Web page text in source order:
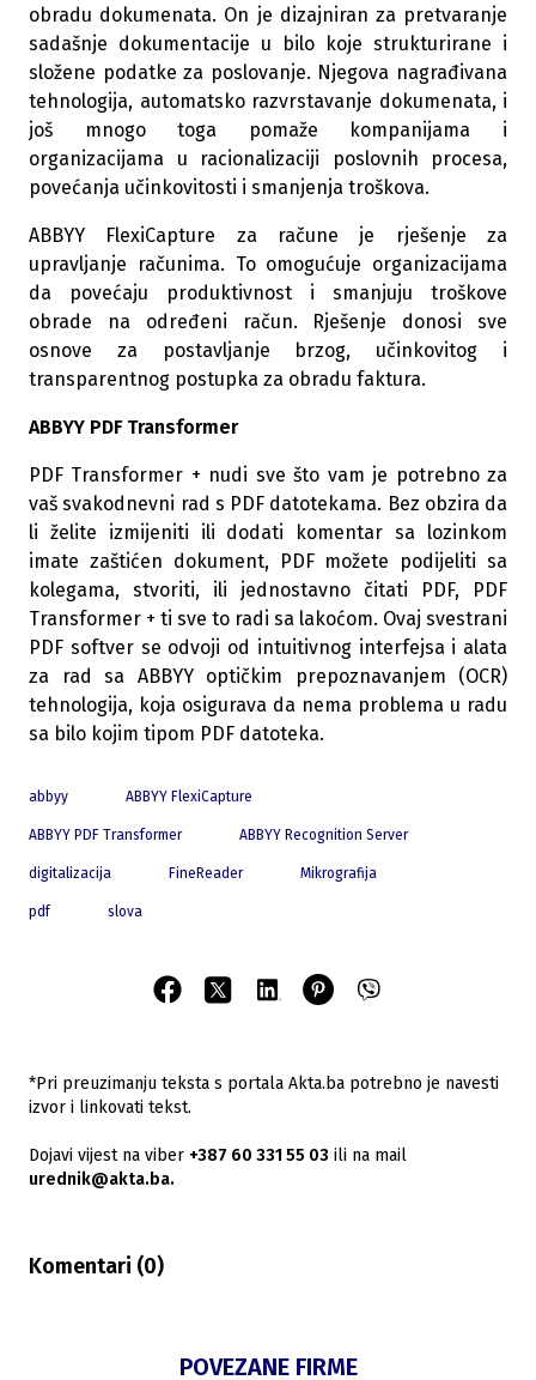
obradu dokumenata. On je dizajniran za pretvaranje
sadašnje dokumentacije u bilo koje strukturirane i
složene podatke za poslovanje. Njegova nagrađivana
tehnologija, automatsko razvrstavanje dokumenata, i
još mnogo toga pomaže kompanijama i
organizacijama u racionalizaciji poslovnih procesa,
povećanja učinkovitosti i smanjenja troškova.
ABBYY FlexiCapture za račune je rješenje za
upravljanje računima. To omogućuje organizacijama
da povećaju produktivnost i smanjuju troškove
obrade na određeni račun. Rješenje donosi sve
osnove za postavljanje brzog, učinkovitog i
transparentnog postupka za obradu faktura.
ABBYY PDF Transformer
PDF Transformer + nudi sve što vam je potrebno za
vaš svakodnevni rad s PDF datotekama. Bez obzira da
li želite izmijeniti ili dodati komentar sa lozinkom
imate zaštićen dokument, PDF možete podijeliti sa
kolegama, stvoriti, ili jednostavno čitati PDF, PDF
Transformer + ti sve to radi sa lakoćom. Ovaj svestrani
PDF softver se odvoji od intuitivnog interfejsa i alata
za rad sa ABBYY optičkim prepoznavanjem (OCR)
tehnologija, koja osigurava da nema problema u radu
sa bilo kojim tipom PDF datoteka.
abbyy ABBYY FlexiCapture
ABBYY PDF Transformer ABBYY Recognition Server
digitalizacija FineReader Mikrografija
pdf slova
*Pri preuzimanju teksta s portala Akta.ba potrebno je navesti
izvor i linkovati tekst.
Dojavi vijest na viber +387 60 331 55 03 ili na mail
urednik@akta.ba.
Komentari (0)
POVEZANE FIRME